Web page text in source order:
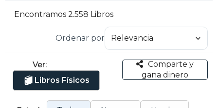
Encontramos 2.558 Libros
Ordenar por
Ver:
Libros Físicos
Comparte y
gana dinero